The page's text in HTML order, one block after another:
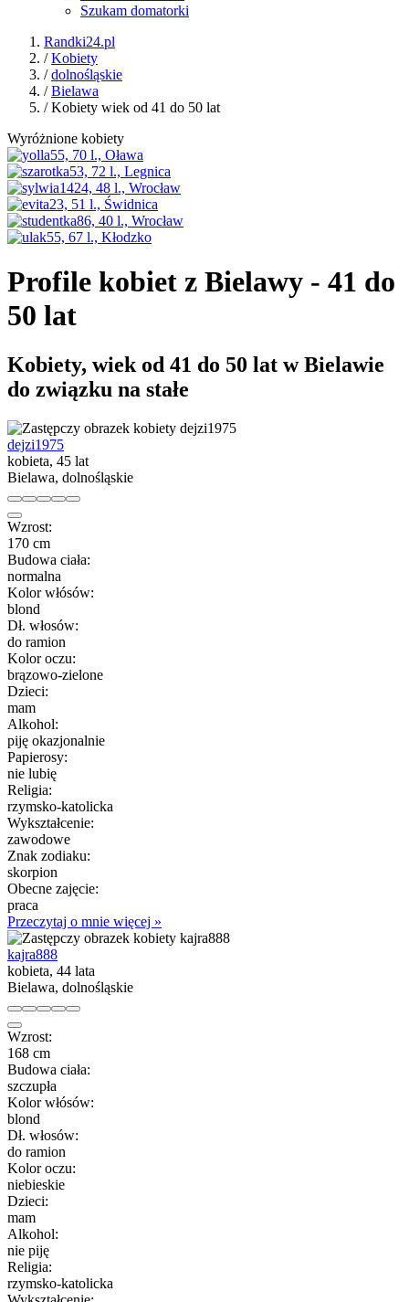
Szukam domatorki
Randki24.pl
/Kobiety
/dolnośląskie
/Bielawa
/ Kobiety wiek od 41 do 50 lat
Wyróżnione kobiety
Profile kobiet z Bielawy - 41 do
50 lat
Kobiety, wiek od 41 do 50 lat w Bielawie
do związku na stałe
dejzi1975
kobieta, 45 lat
Bielawa, dolnośląskie
Wzrost:
170 cm
Budowa ciała:
normalna
Kolor włósów:
blond
Dł. włosów:
do ramion
Kolor oczu:
brązowo-zielone
Dzieci:
mam
Alkohol:
piję okazjonalnie
Papierosy:
nie lubię
Religia:
rzymsko-katolicka
Wykształcenie:
zawodowe
Znak zodiaku:
skorpion
Obecne zajęcie:
praca
Przeczytaj o mnie więcej »
kajra888
kobieta, 44 lata
Bielawa, dolnośląskie
Wzrost:
168 cm
Budowa ciała:
szczupła
Kolor włósów:
blond
Dł. włosów:
do ramion
Kolor oczu:
niebieskie
Dzieci:
mam
Alkohol:
nie piję
Religia:
rzymsko-katolicka